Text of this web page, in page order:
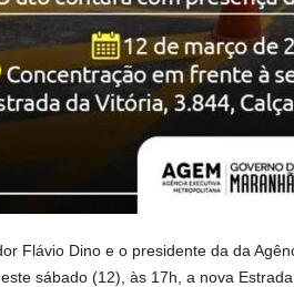
Flávio Dino e o presidente da da
sábado (12), às 17h, a nova